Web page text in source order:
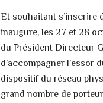
Et souhaitant s’inscrire
inaugure, les 27 et 28
du Président Directeur
d’accompagner
dispositif du réseau
grand nombre de